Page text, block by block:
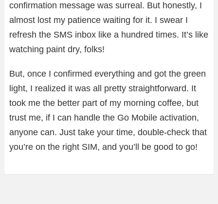
confirmation message was surreal. But honestly, I
almost lost my patience waiting for it. I swear I
refresh the SMS inbox like a hundred times. It’s like
watching paint dry, folks!
But, once I confirmed everything and got the green
light, I realized it was all pretty straightforward. It
took me the better part of my morning coffee, but
trust me, if I can handle the Go Mobile activation,
anyone can. Just take your time, double-check that
you’re on the right SIM, and you’ll be good to go!